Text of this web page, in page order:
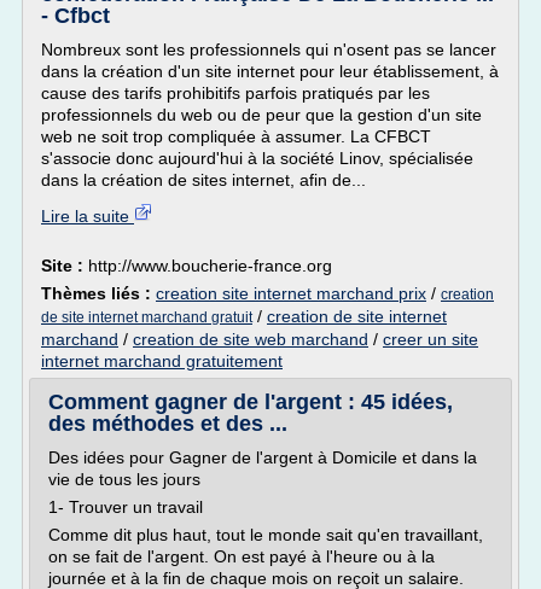
- Cfbct
Nombreux sont les professionnels qui n'osent pas se lancer
dans la création d'un site internet pour leur établissement, à
cause des tarifs prohibitifs parfois pratiqués par les
professionnels du web ou de peur que la gestion d'un site
web ne soit trop compliquée à assumer. La CFBCT
s'associe donc aujourd'hui à la société Linov, spécialisée
dans la création de sites internet, afin de...
Lire la suite
Site : http://www.boucherie-france.org
Thèmes liés : creation site internet marchand prix / creation
de site internet marchand gratuit/ creation de site internet
marchand / creation de site web marchand / creer un site
internet marchand gratuitement
Comment gagner de l'argent : 45 idées,
des méthodes et des ...
Des idées pour Gagner de l'argent à Domicile et dans la
vie de tous les jours
1- Trouver un travail
Comme dit plus haut, tout le monde sait qu'en travaillant,
on se fait de l'argent. On est payé à l'heure ou à la
journée et à la fin de chaque mois on reçoit un salaire.